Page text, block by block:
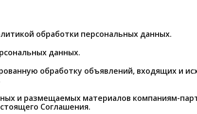
обработки персональных данных.
данных.
обработку объявлений, входящих и
и размещаемых материалов компаниям-
Соглашения.